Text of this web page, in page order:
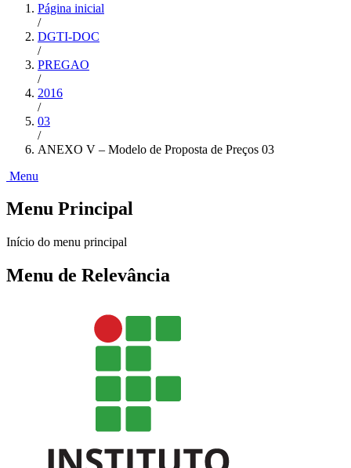
Página inicial
/
DGTI-DOC
/
PREGAO
/
2016
/
03
/
ANEXO V – Modelo de Proposta de Preços 03
Menu
Menu Principal
Início do menu principal
Menu de Relevância